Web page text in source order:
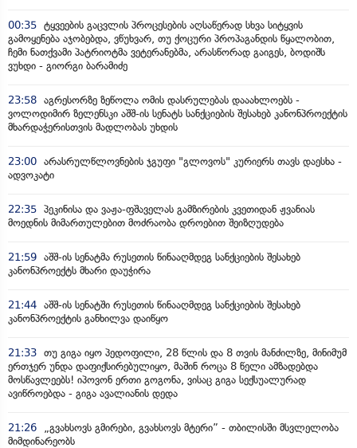
00:35 ტყვეების გაცვლის პროცესების აღსაწერად სხვა სიტყვის
გამოყენება აჯობებდა, ვწუხვარ, თუ ქოცური პროპაგანდის წყალობით,
ჩემი ნათქვამი პატრიოტმა ვეტერანებმა, არასწორად გაიგეს, ბოდიშს
ვუხდი - გიორგი ბარამიძე
23:58 აგრესორზე ზეწოლა ომის დასრულებას დააახლოებს -
ვოლოდიმირ ზელენსკი აშშ-ის სენატს სანქციების შესახებ კანონპროექტის
მხარდაჭერისთვის მადლობას უხდის
23:00 არასრულწლოვნების ჯგუფი "გლოვოს" კურიერს თავს დაესხა -
ადვოკატი
22:35 პეკინისა და ვაჟა-ფშაველას გამზირების კვეთიდან ჟვანიას
მოედნის მიმართულებით მოძრაობა დროებით შეიზღუდება
21:59 აშშ-ის სენატმა რუსეთის წინააღმდეგ სანქციების შესახებ
კანონპროექტს მხარი დაუჭირა
21:44 აშშ-ის სენატში რუსეთის წინააღმდეგ სანქციების შესახებ
კანონპროექტის განხილვა დაიწყო
21:33 თუ გიგა იყო პედოფილი, 28 წლის და 8 თვის მანძილზე, მინიმუმ
ერთჯერ უნდა დაფიქსირებულიყო, მაშინ როცა 8 წელი ამზადებდა
მოსწავლეებს! იპოვონ ერთი გოგონა, ვისაც გიგა სექსუალურად
ავიწროებდა - გიგა ავალიანის დედა
21:26
„გვახსოვს გმირები, გვახსოვს მტერი” - თბილისში მსვლელობა
მიმდინარეობს